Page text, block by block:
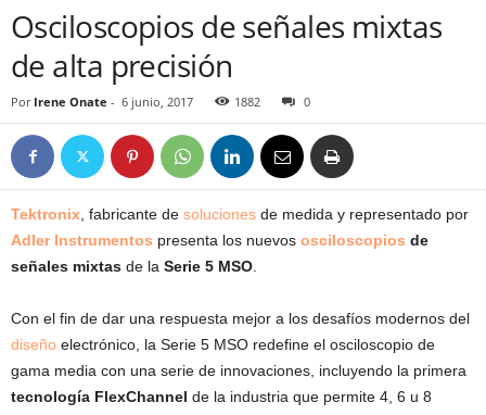
Osciloscopios de señales mixtas
de alta precisión
Por Irene Onate - 6 junio, 2017 1882 0
Tektronix , fabricante de soluciones de medida y representado por
Adler Instrumentos presenta los nuevos osciloscopios de
señales mixtas de la Serie 5 MSO
Con el fin de dar una respuesta mejor a los desafíos modernos del
diseño electrónico, la Serie 5 MSO redefine el osciloscopio de
gama media con una serie de innovaciones, incluyendo la primera
tecnología FlexChannel de la industria que permite 4, 6 u 8